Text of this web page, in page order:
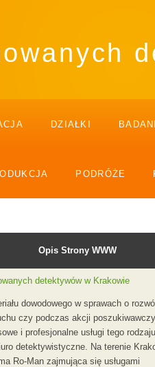
DZIAŁKI
PODRÓŻE
Opis Strony WWW
detektywów w Krakowie
dowodowego w sprawach o
czy podczas akcji
i profesjonalne usługi tego
detektywistyczne. Na terenie
Ro-Man zajmująca się usługami